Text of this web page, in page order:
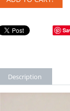
Description